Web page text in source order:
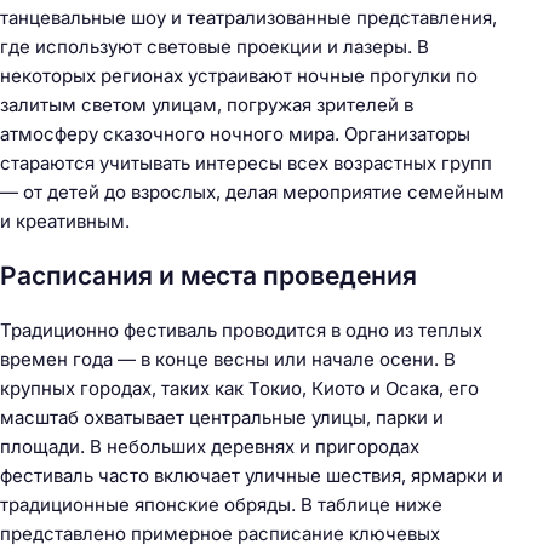
танцевальные шоу и театрализованные представления,
где используют световые проекции и лазеры. В
некоторых регионах устраивают ночные прогулки по
залитым светом улицам, погружая зрителей в
атмосферу сказочного ночного мира. Организаторы
стараются учитывать интересы всех возрастных групп
— от детей до взрослых, делая мероприятие семейным
и креативным.
Расписания и места проведения
Традиционно фестиваль проводится в одно из теплых
времен года — в конце весны или начале осени. В
крупных городах, таких как Токио, Киото и Осака, его
масштаб охватывает центральные улицы, парки и
площади. В небольших деревнях и пригородах
фестиваль часто включает уличные шествия, ярмарки и
традиционные японские обряды. В таблице ниже
представлено примерное расписание ключевых